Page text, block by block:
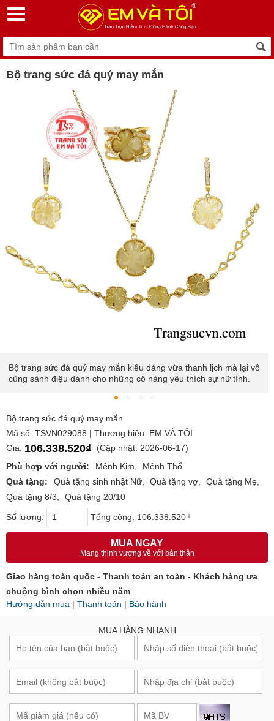
Bộ trang sức đá quý may mắn
Đây sẽ là món trang sức không thể thiếu trong bộ sưu tập của
các quý cô để diện trong những dịp đặc biệt.
Bộ trang sức đá quý may mắn
Mã số: TSVN029088 | Thương hiệu: EM VÀ TÔI
Giá: 106.338.520₫
(Cập nhật: 2026-06-17)
Phù hợp với người:
Mệnh Kim
Mệnh Thổ
Quà tặng:
Quà tặng sinh nhật Nữ Quà tặng vợ
Quà tặng Mẹ
Quà tặng 8/3
Quà tặng 20/10
Số lượng: Tổng cộng: 106.338.520₫
MUA NGAY
Mang thịnh vượng về với bản thân
Giao hàng toàn quốc - Thanh toán an toàn - Khách hàng ưa
chuộng bình chọn nhiều năm
Hướng dẫn mua | Thanh toán | Bảo hành
MUA HÀNG NHANH